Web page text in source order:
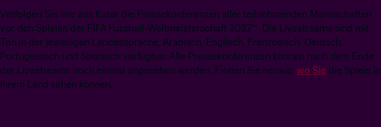
Verfolgen Sie live aus Katar die Pressekonferenzen aller teilnehmenden Mannschaften
vor den Spielen der FIFA Fussball-Weltmeisterschaft 2022™. Die Livestreams sind mit
Ton in der jeweiligen Landessprache, Arabisch, Englisch, Französisch, Deutsch,
Portugiesisch und Spanisch verfügbar. Alle Pressekonferenzen können nach dem Ende
der Livestreams noch einmal angesehen werden. Finden Sie heraus, wo Sie die Spiele in
Ihrem Land sehen können.